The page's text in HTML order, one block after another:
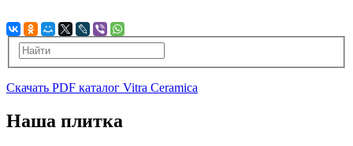
Скачать PDF каталог Vitra Ceramica
Наша плитка